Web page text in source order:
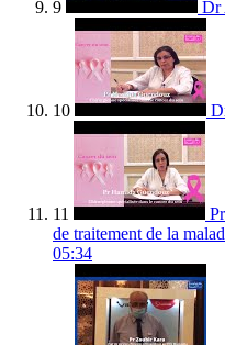
9 Dr
10
11
de traitement de la
05:34